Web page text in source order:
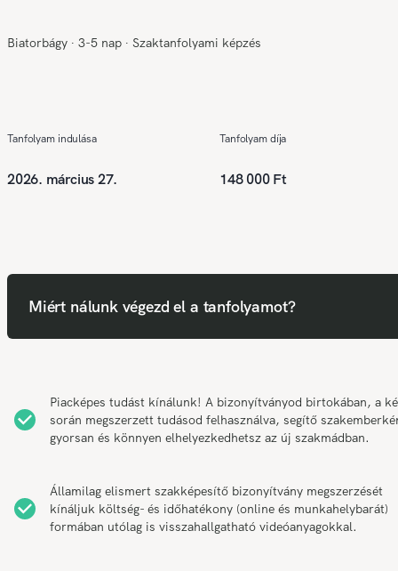
Biatorbágy ∙ 3-5 nap ∙ Szaktanfolyami képzés
Tanfolyam indulása
2026. március 27.
Tanfolyam díja
148 000 Ft
Miért nálunk végezd el a tanfolyamot?
Piacképes tudást kínálunk! A bizonyítványod birtokában, a
során megszerzett tudásod felhasználva, segítő
gyorsan és könnyen elhelyezkedhetsz az új szakmádban.
Államilag elismert szakképesítő bizonyítvány megszerzését
kínáljuk költség- és időhatékony (online és munkahelybarát)
formában utólag is visszahallgatható videóanyagokkal.